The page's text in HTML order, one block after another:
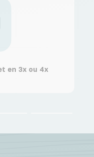
en 3x ou 4x